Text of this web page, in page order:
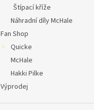
Štípací kříže
Náhradní díly McHale
Fan Shop
Quicke
McHale
Hakki Pilke
Výprodej